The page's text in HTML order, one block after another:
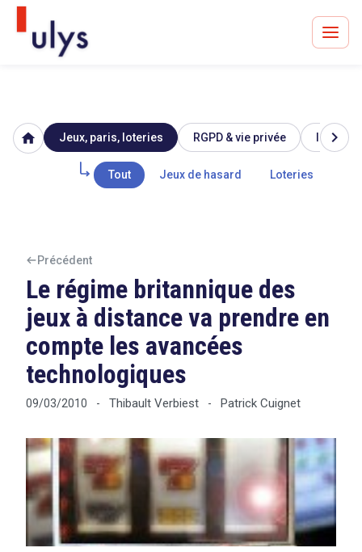
Avocats à Paris & Bruxelles
Leader en droit de l'innovation depuis 30 ans
Tout sur le RGPD
Rechercher
CONTACT
home Jeux, paris, loteries RGPD & vie privée Image
Tout Jeux de hasard Loteries
chevron_right
Précédent
Le régime britannique des
jeux à distance va prendre en
compte les avancées
technologiques
09/03/2010 - Thibault Verbiest - Patrick Cuignet